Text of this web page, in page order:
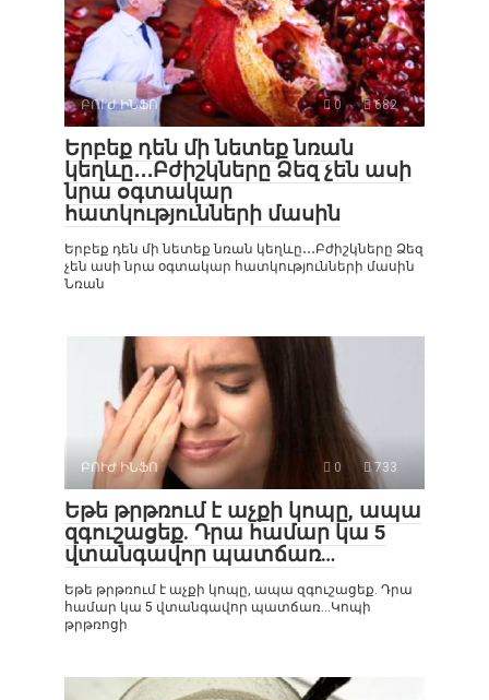
ԲՈՒԺ ԻՆՖՈ 0 682
Երբեք դեն մի նետեք նռան
կեղևը․․․Բժիշկները Ձեզ չեն ասի
նրա օգտակար
հատկությունների մասին
Երբեք դեն մի նետեք նռան կեղևը․․․Բժիշկները Ձեզ
չեն ասի նրա օգտակար հատկությունների մասին
Նռան
ԲՈՒԺ ԻՆՖՈ 0 733
Եթե թրթռում է աչքի կոպը, ապա
զգուշացեք. Դրա համար կա 5
վտանգավոր պատճառ…
Եթե թրթռում է աչքի կոպը, ապա զգուշացեք. Դրա
համար կա 5 վտանգավոր պատճառ…Կոպի
թրթռոցի